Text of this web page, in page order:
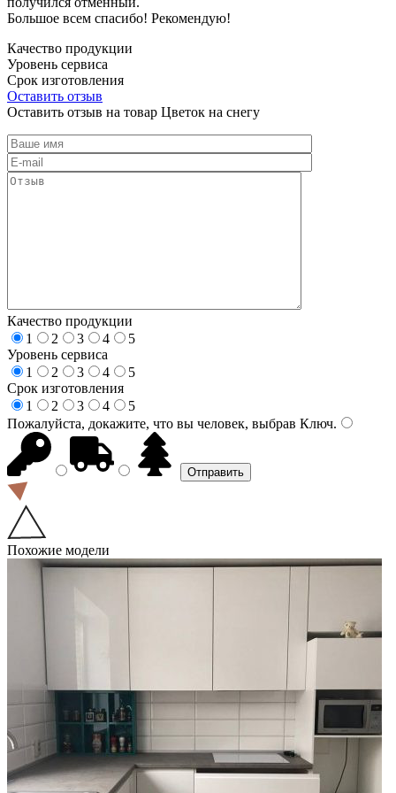
Большое всем спасибо! Рекомендую!
Качество продукции
Уровень сервиса
Срок изготовления
Оставить отзыв
Оставить отзыв на товар Цветок на снегу
Качество продукции
1
2 3 4
5
Уровень сервиса
1
2 3 4
5
Срок изготовления
1
2 3 4
5
Пожалуйста, докажите, что вы человек, выбрав Ключ.
Похожие модели